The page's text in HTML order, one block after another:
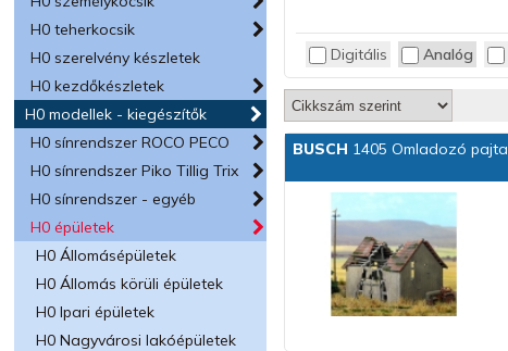
H0 teherkocsik
H0 szerelvény készletek
H0 kezdőkészletek
H0 modellek - kiegészítők
H0 sínrendszer ROCO PECO
H0 sínrendszer Piko Tillig Trix
H0 sínrendszer - egyéb
H0 épületek
H0 Állomásépületek
H0 Állomás körüli épületek
H0 Ipari épületek
H0 Nagyvárosi lakóépületek
Digitális Analóg
BUSCH 1405 Omladozó pajta